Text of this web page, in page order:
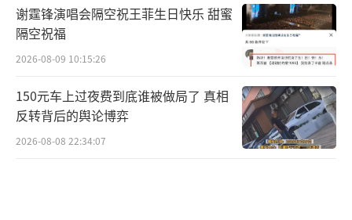
谢霆锋演唱会隔空祝王菲生日快乐 甜蜜
隔空祝福
2026-08-09 10:15:26
150元车上过夜费到底谁被做局了 真相
反转背后的舆论博弈
2026-08-08 22:34:07